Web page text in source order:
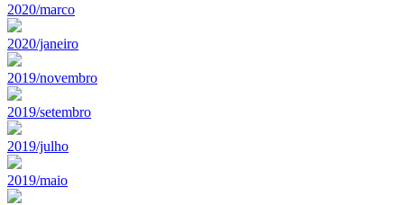
2020/marco
2020/janeiro
2019/novembro
2019/setembro
2019/julho
2019/maio